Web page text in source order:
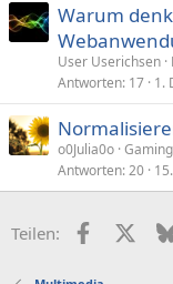
Warum
User Userichsen
Antworten 17 1.
o0Julia0o
Antworten 20
Teilen: Facebook
X